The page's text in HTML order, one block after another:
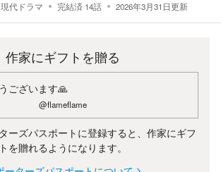
現代ドラマ 完結済 14話 2026年3月31日更新
作家にギフトを贈る
ございます🙏
@flameflame
ーズパスポートに登録すると、作家にギフ
トを贈れるようになります。